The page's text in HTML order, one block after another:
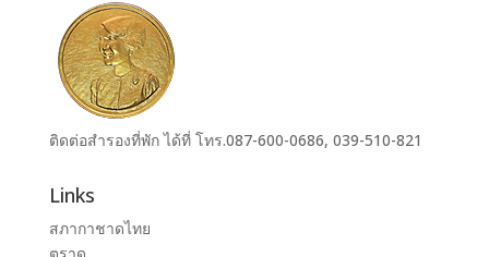
ติดต่อสำรองที่พัก ได้ที่ โทร.087-600-0686, 039-510-821
Links
สภากาชาดไทย